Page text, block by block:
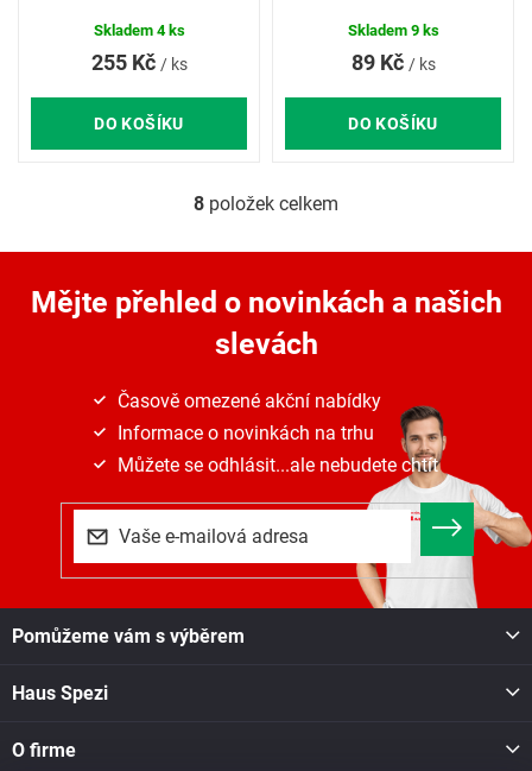
255 Kč / ks
DO KOŠÍKU
Skladem 4 ks
89 Kč / ks
DO KOŠÍKU
Skladem 9 ks
O
l
d
c
p
v
k
v
ý
i
8 položek celkem
Mějte přehled o novinkách a našich
slevách
Časově omezené akční nabídky
Informace o novinkách na trhu
Můžete se odhlásit...ale nebudete chtít
Pomůžeme vám s výběrem
Haus Spezi
O firme